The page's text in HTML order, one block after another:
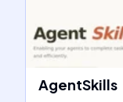
AgentSkills